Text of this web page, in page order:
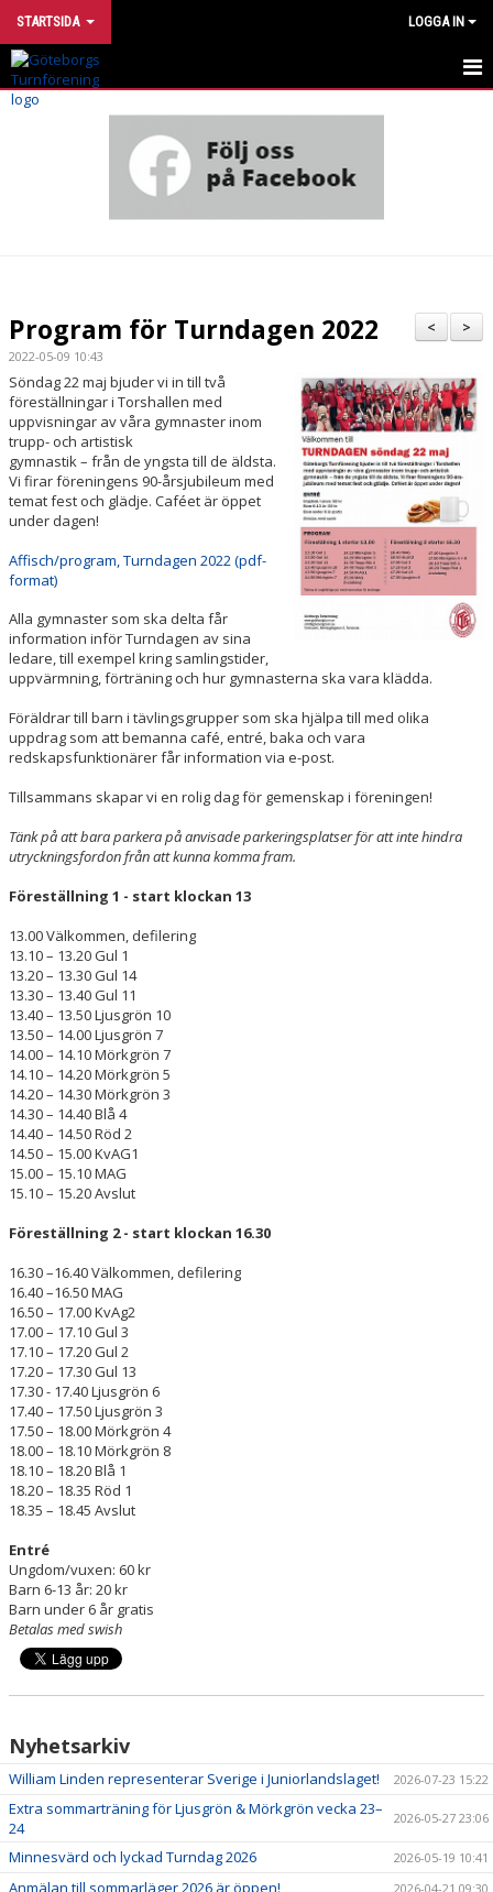
STARTSIDA LOGGA IN
INTRESSEANMÄLAN
UTVECKLINGSMODELL
STÖTTA TURN
FÖR DIG SOM ÄR MEDLEM
FÖR DIG SOM ÄR LEDARE
HALLSCHEMA VT2026
MAJVOLTEN
>
<
Program för Turndagen 2022
2022-05-09 10:43
Söndag 22 maj bjuder vi in till två
föreställningar i Torshallen med
uppvisningar av våra gymnaster inom
trupp- och artistisk
gymnastik – från de yngsta till de äldsta.
Vi firar föreningens 90-årsjubileum med
temat fest och glädje. Caféet är öppet
under dagen!
Affisch/program, Turndagen 2022 (pdf-
format)
Alla gymnaster som ska delta får
information inför Turndagen av sina
ledare, till exempel kring samlingstider,
uppvärmning, förträning och hur gymnasterna ska vara klädda.
Föräldrar till barn i tävlingsgrupper som ska hjälpa till med olika
uppdrag som att bemanna café, entré, baka och vara
redskapsfunktionärer får information via e-post.
Tillsammans skapar vi en rolig dag för gemenskap i föreningen!
Tänk på att bara parkera på anvisade parkeringsplatser för att inte hindra
utryckningsfordon från att kunna komma fram.
Föreställning 1 - start klockan 13
13.00 Välkommen, defilering
13.10 – 13.20 Gul 1
13.20 – 13.30 Gul 14
13.30 – 13.40 Gul 11
13.40 – 13.50 Ljusgrön 10
13.50 – 14.00 Ljusgrön 7
14.00 – 14.10 Mörkgrön 7
14.10 – 14.20 Mörkgrön 5
14.20 – 14.30 Mörkgrön 3
14.30 – 14.40 Blå 4
14.40 – 14.50 Röd 2
14.50 – 15.00 KvAG1
15.00 – 15.10 MAG
15.10 – 15.20 Avslut
Föreställning 2 - start klockan 16.30
16.30 –16.40 Välkommen, defilering
16.40 –16.50 MAG
16.50 – 17.00 KvAg2
17.00 – 17.10 Gul 3
17.10 – 17.20 Gul 2
17.20 – 17.30 Gul 13
17.30 - 17.40 Ljusgrön 6
17.40 – 17.50 Ljusgrön 3
17.50 – 18.00 Mörkgrön 4
18.00 – 18.10 Mörkgrön 8
18.10 – 18.20 Blå 1
18.20 – 18.35 Röd 1
18.35 – 18.45 Avslut
Entré
Ungdom/vuxen: 60 kr
Barn 6-13 år: 20 kr
Barn under 6 år gratis
Betalas med swish
Nyhetsarkiv
William Linden representerar Sverige i Juniorlandslaget! 2026-07-23 15:22
Extra sommarträning för Ljusgrön & Mörkgrön vecka 23–
24
2026-05-27 23:06
Minnesvärd och lyckad Turndag 2026 2026-05-19 10:41
Anmälan till sommarläger 2026 är öppen! 2026-04-21 09:30